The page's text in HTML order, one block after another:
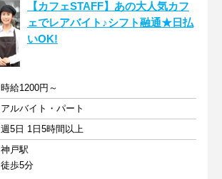
【カフェSTAFF】あの大人気カフ
ェでレアバイト♪シフト融通★日払
いOK!
時給1200円～
アルバイト・パート
週5日 1日5時間以上
神戸駅
徒歩5分